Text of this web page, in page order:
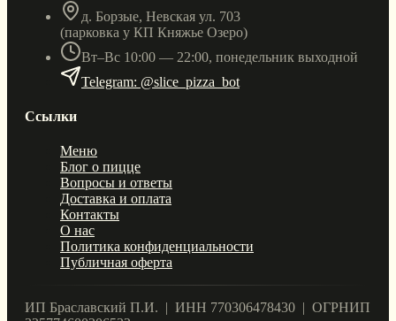
д. Борзые, Невская ул. 703
(парковка у КП Княжье Озеро)
Вт–Вс 10:00 — 22:00, понедельник выходной
Telegram: @slice_pizza_bot
Ссылки
Меню
Блог о пицце
Вопросы и ответы
Доставка и оплата
Контакты
О нас
Политика конфиденциальности
Публичная оферта
ИП Браславский П.И. | ИНН 770306478430 | ОГРНИП